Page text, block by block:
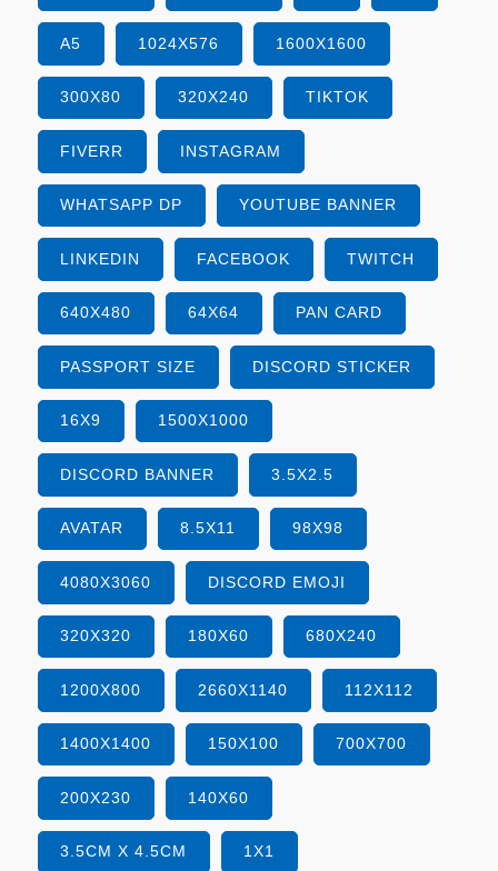
A5 1024X576 1600X1600
300X80 320X240 TIKTOK
FIVERR INSTAGRAM
WHATSAPP DP YOUTUBE BANNER
LINKEDIN FACEBOOK TWITCH
640X480 64X64 PAN CARD
PASSPORT SIZE DISCORD STICKER
16X9 1500X1000
DISCORD BANNER 3.5X2.5
AVATAR 8.5X11 98X98
4080X3060 DISCORD EMOJI
320X320 180X60 680X240
1200X800 2660X1140 112X112
1400X1400 150X100 700X700
200X230 140X60
3.5CM X 4.5CM 1X1